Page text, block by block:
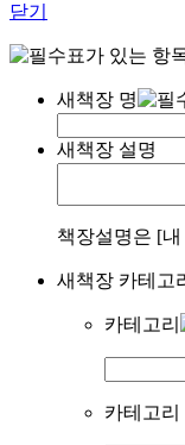
닫기
표가 있는 항
새책장 명
새책장 설명
책장설명은 [
새책장 카테고
카테고리
카테고리